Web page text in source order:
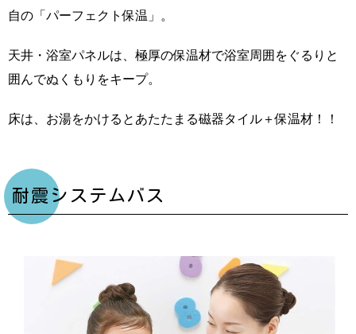
自の「パーフェクト保温」。
天井・浴室パネルは、極厚の保温材で浴室周囲をぐるりと
囲んでぬくもりをキープ。
床は、お湯をかけるとあたたまる磁器タイル＋保温材！！
耐震システムバス